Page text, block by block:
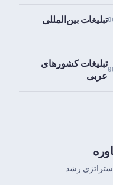
تبلیغات بین‌المللی
تبلیغات کشورهای
عربی
رشد